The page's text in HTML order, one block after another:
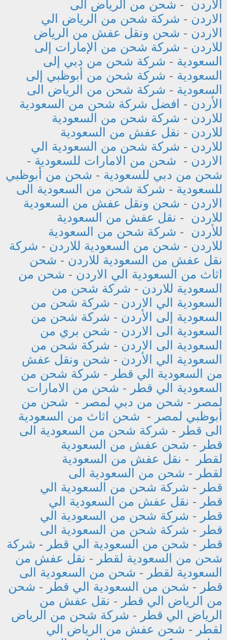
الاردن - شحن من الرياض الى
الاردن - شركة شحن من الرياض الي
الاردن - شحن ونقل عفش من الرياض
للاردن - شركة شحن من الإمارات إلى
السعودية - شركة شحن من دبي إلى
السعودية - شركة شحن من أبوظبي إلى
السعودية - شركة شحن من الرياض الى
الأردن - افضل شركة شحن من السعودية
للاردن - شركة شحن من السعودية
للاردن - نقل عفش من السعودية
للاردن - شركة شحن من السعودية الي
الاردن - شحن من الامارات للسعودية -
شحن من دبي للسعودية - شحن من أبوظبي
للسعودية - شركة شحن من السعودية الى
الاردن - شحن ونقل عفش من السعودية
للاردن - نقل عفش من السعودية
للأردن - شركة شحن من السعودية
للاردن - شحن من السعودية للاردن - شركة
نقل عفش من السعودية للاردن - شحن
اثاث من السعودية الي الاردن - شحن من
السعودية للاردن - شركة شحن من
السعودية الي الاردن - شركة شحن من
السعودية إلى الأردن - شركة شحن من
السعودية الى الاردن - شحن بري من
السعودية الى الاردن - شركة شحن من
السعودية الي الأردن - شحن ونقل عفش
من السعودية الي قطر - شركة شحن من
السعودية الي قطر - شحن من الامارات
لمصر - شحن من دبي لمصر - شحن من
أبوظبي لمصر - شحن اثاث من السعودية
الى قطر - شركة شحن من السعودية الى
قطر - شحن عفش من السعودية
لقطر
- نقل عفش من السعودية
لقطر - شحن من السعودية الى
قطر - شركة شحن من السعودية الي
قطر - نقل عفش من السعودية الي
قطر - شركة شحن من السعودية الي
قطر - شركة شحن من السعودية الى
قطر - شحن من السعودية الي قطر - شركة
شحن من السعودية لقطر - نقل عفش من
السعودية لقطر - شحن من السعودية الى
قطر - شحن من السعودية الي قطر - شحن
من الرياض الي قطر - نقل عفش من
الرياض الي قطر - شركة شحن من الرياض
لقطر - شحن عفش من الرياض الي